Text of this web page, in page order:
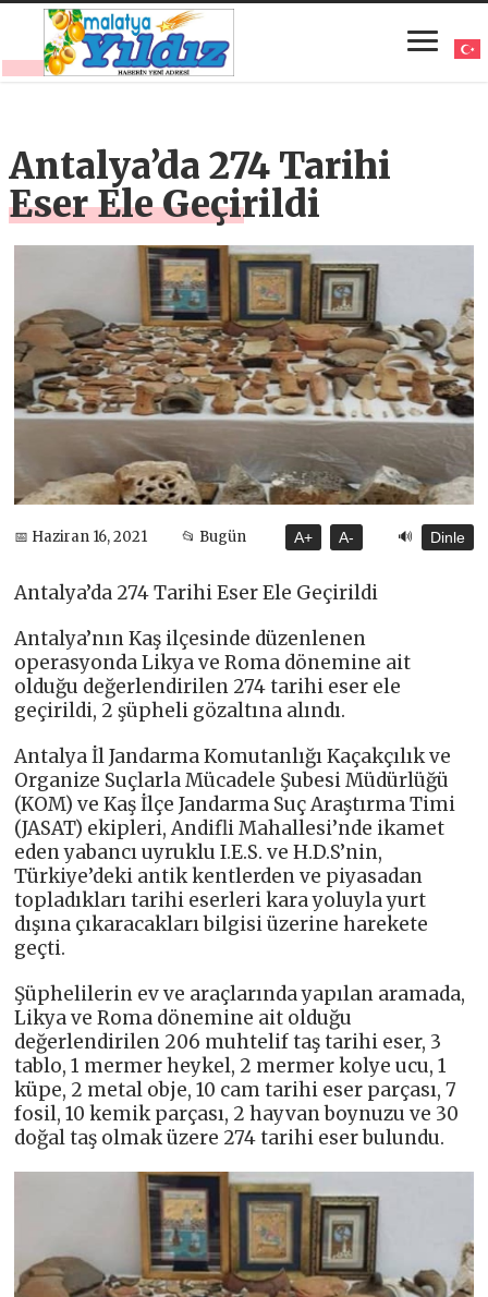
Antalya’da 274 Tarihi
Eser Ele Geçirildi
📅 Haziran 16, 2021 📂 Bugün A+ A- 🔊 Dinle
Antalya’da 274 Tarihi Eser Ele Geçirildi
Antalya’nın Kaş ilçesinde düzenlenen
operasyonda Likya ve Roma dönemine ait
olduğu değerlendirilen 274 tarihi eser ele
geçirildi, 2 şüpheli gözaltına alındı.
Antalya İl Jandarma Komutanlığı Kaçakçılık ve
Organize Suçlarla Mücadele Şubesi Müdürlüğü
(KOM) ve Kaş İlçe Jandarma Suç Araştırma Timi
(JASAT) ekipleri, Andifli Mahallesi’nde ikamet
eden yabancı uyruklu I.E.S. ve H.D.S’nin,
Türkiye’deki antik kentlerden ve piyasadan
topladıkları tarihi eserleri kara yoluyla yurt
dışına çıkaracakları bilgisi üzerine harekete
geçti.
Şüphelilerin ev ve araçlarında yapılan aramada,
Likya ve Roma dönemine ait olduğu
değerlendirilen 206 muhtelif taş tarihi eser, 3
tablo, 1 mermer heykel, 2 mermer kolye ucu, 1
küpe, 2 metal obje, 10 cam tarihi eser parçası, 7
fosil, 10 kemik parçası, 2 hayvan boynuzu ve 30
doğal taş olmak üzere 274 tarihi eser bulundu.